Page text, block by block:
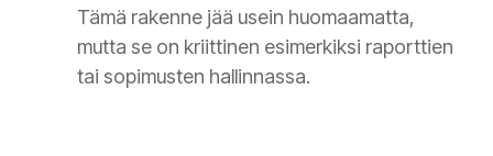
Tämä rakenne jää usein huomaamatta,
mutta se on kriittinen esimerkiksi raporttien
tai sopimusten hallinnassa.